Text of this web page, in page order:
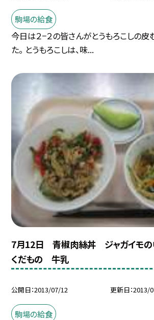
駒場の給食
今日は２−２の皆さんがとうもろこしの皮
た。 とうもろこしは、味...
7月12日 青椒肉絲丼 ジャガイモ
くだもの 牛乳
公開日 2013/07/12 更新日 2013/
駒場の給食